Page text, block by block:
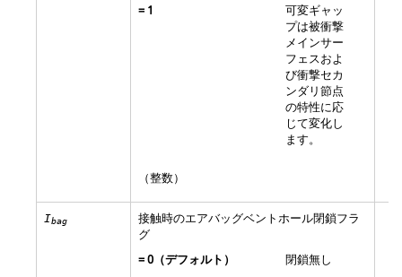
= 1
可変ギャッ
プは被衝撃
メインサー
フェスおよ
び衝撃セカ
ンダリ節点
の特性に応
じて変化し
ます。
（整数）
Ibag
接触時のエアバッグベントホール閉鎖フラ
グ
=0 （デフォルト）
閉鎖無し